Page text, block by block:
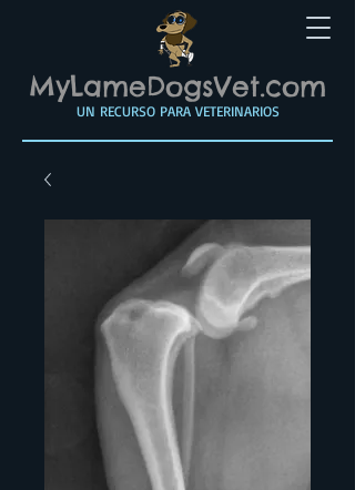
MyLameDogsVet.com
UN RECURSO PARA VETERINARIOS